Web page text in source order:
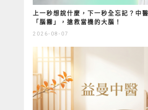
上一秒想說什麼，下一秒全忘記？中
「腦霧」，搶救當機的大腦！
2026-08-07